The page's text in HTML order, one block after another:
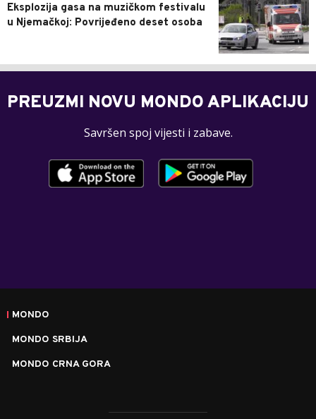
Eksplozija gasa na muzičkom festivalu
u Njemačkoj: Povrijeđeno deset osoba
PREUZMI NOVU MONDO APLIKACIJU
Savršen spoj vijesti i zabave.
MONDO
MONDO SRBIJA
MONDO CRNA GORA